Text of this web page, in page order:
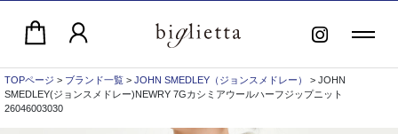
TOPページ > ブランド一覧 > JOHN SMEDLEY（ジョンスメドレー）
> JOHN
SMEDLEY(ジョンスメドレー)NEWRY 7Gカシミアウールハーフジップニット
26046003030